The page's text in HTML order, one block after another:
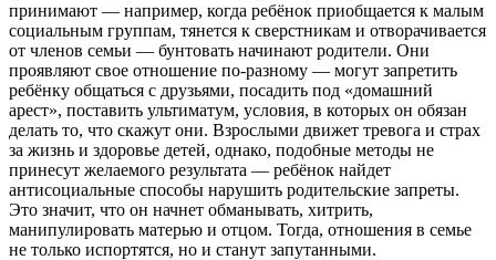
принимают — например, когда ребёнок приобщается к малым
социальным группам, тянется к сверстникам и отворачивается
от членов семьи — бунтовать начинают родители. Они
проявляют свое отношение по-разному — могут запретить
ребёнку общаться с друзьями, посадить под «домашний
арест», поставить ультиматум, условия, в которых он обязан
делать то, что скажут они. Взрослыми движет тревога и страх
за жизнь и здоровье детей, однако, подобные методы не
принесут желаемого результата — ребёнок найдет
антисоциальные способы нарушить родительские запреты.
Это значит, что он начнет обманывать, хитрить,
манипулировать матерью и отцом. Тогда, отношения в семье
не только испортятся, но и станут запутанными.